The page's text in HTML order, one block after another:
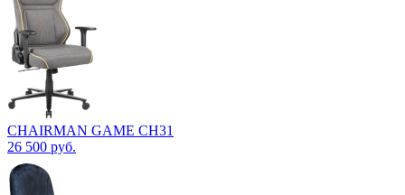
CHAIRMAN GAME CH31
26 500 руб.